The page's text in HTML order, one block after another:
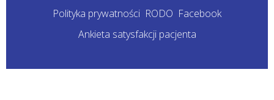
Polityka prywatności RODO Facebook
Ankieta satysfakcji pacjenta